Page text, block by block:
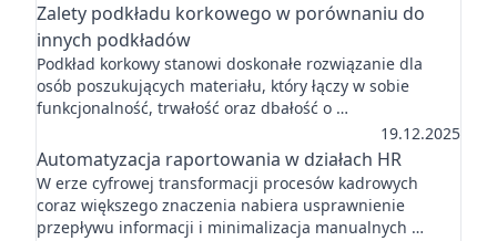
Zalety podkładu korkowego w porównaniu do
innych podkładów
Podkład korkowy stanowi doskonałe rozwiązanie dla
osób poszukujących materiału, który łączy w sobie
funkcjonalność, trwałość oraz dbałość o …
19.12.2025
Automatyzacja raportowania w działach HR
W erze cyfrowej transformacji procesów kadrowych
coraz większego znaczenia nabiera usprawnienie
przepływu informacji i minimalizacja manualnych …